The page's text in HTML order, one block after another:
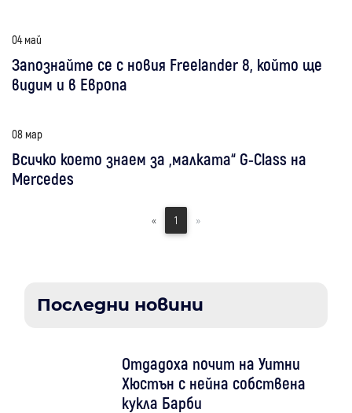
04 май
Запознайте се с новия Freelander 8, който ще
видим и в Европа
08 мар
Всичко което знаем за „малката“ G-Class на
Mercedes
« 1 »
Последни новини
Отдадоха почит на Уитни
Хюстън с нейна собствена
кукла Барби